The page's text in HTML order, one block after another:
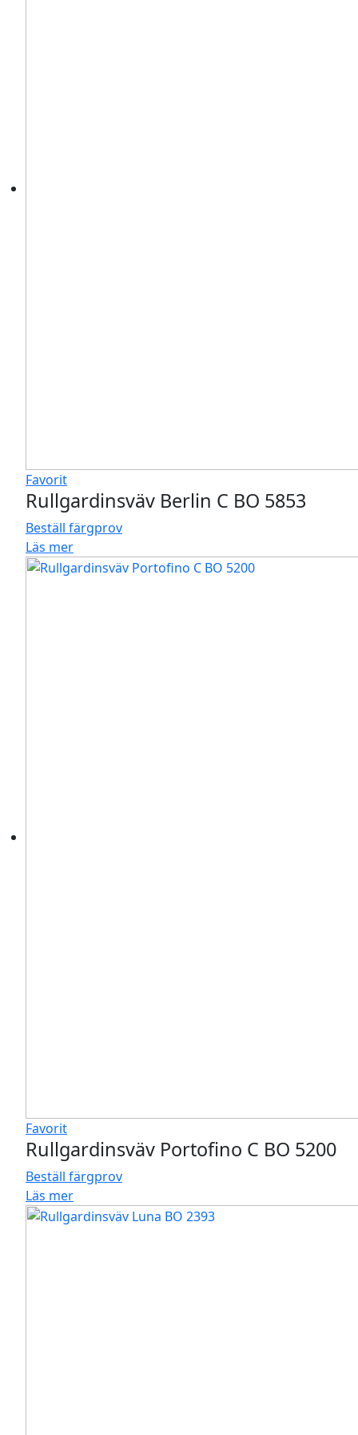
Favorit
Rullgardinsväv Berlin C BO 5853
Beställ färgprov
Läs mer
Favorit
Rullgardinsväv Portofino C BO 5200
Beställ färgprov
Läs mer